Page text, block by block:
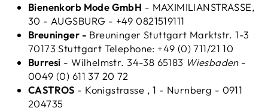
Bienenkorb Mode GmbH - MAXIMILIANSTRASSE,
30 - AUGSBURG - +49 0821519111
Breuninger - Breuninger Stuttgart Marktstr. 1-3
70173 Stuttgart Telephone: +49 (0) 711/21 10
Burresi - Wilhelmstr. 34-38 65183 Wiesbaden-
0049 (0) 611 37 20 72
CASTROS - Konigstrasse , 1 - Nurnberg - 0911
204735